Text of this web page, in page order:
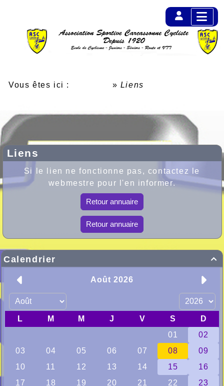
Vous êtes ici : » Liens

Calendrier
Liens
Si le lien ne fonctionne pas, contactez le
webmestre pour l'en informer.
Retour annuaire
Retour annuaire